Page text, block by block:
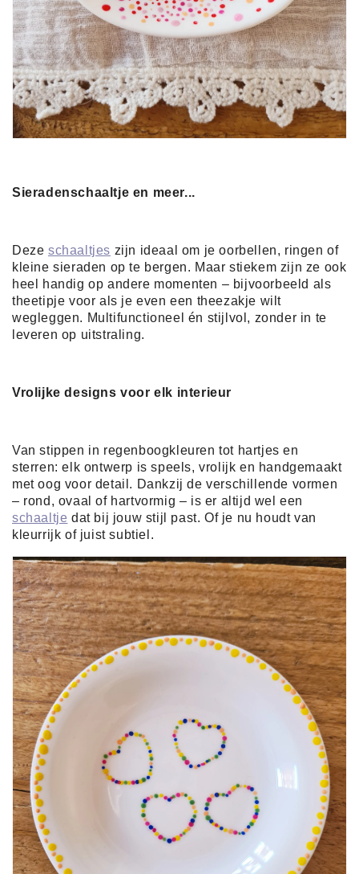
Sieradenschaaltje en meer...
Deze schaaltjes zijn ideaal om je oorbellen, ringen of
kleine sieraden op te bergen. Maar stiekem zijn ze ook
heel handig op andere momenten – bijvoorbeeld als
theetipje voor als je even een theezakje wilt
wegleggen. Multifunctioneel én stijlvol, zonder in te
leveren op uitstraling.
Vrolijke designs voor elk interieur
Van stippen in regenboogkleuren tot hartjes en
sterren: elk ontwerp is speels, vrolijk en handgemaakt
met oog voor detail. Dankzij de verschillende vormen
– rond, ovaal of hartvormig – is er altijd wel een
schaaltje dat bij jouw stijl past. Of je nu houdt van
kleurrijk of juist subtiel.